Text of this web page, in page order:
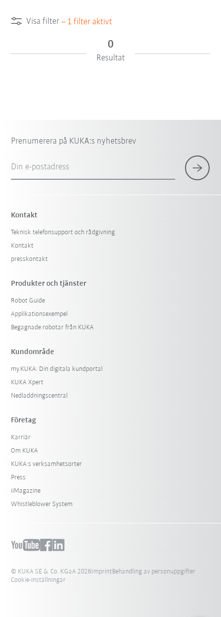
Visa filter – 1 filter aktivt
Återställ filter
0
Resultat
Prenumerera på KUKA:s nyhetsbrev
Din e-postadress
Kontakt
Teknisk telefonsupport och rådgivning
Kontakt
presskontakt
Produkter och tjänster
Robot Guide
Applikationsexempel
Begagnade robotar från KUKA
Kundområde
my.KUKA: Din digitala kundportal
KUKA Xpert
Nedladdningscentral
Företag
Karriär
Om KUKA
KUKA:s verksamhetsorter
Press
iiMagazine
Whistleblower System
© KUKA SE & Co. KGaA 2026ImprintBehandling av personuppgifter
Cookie-inställningar